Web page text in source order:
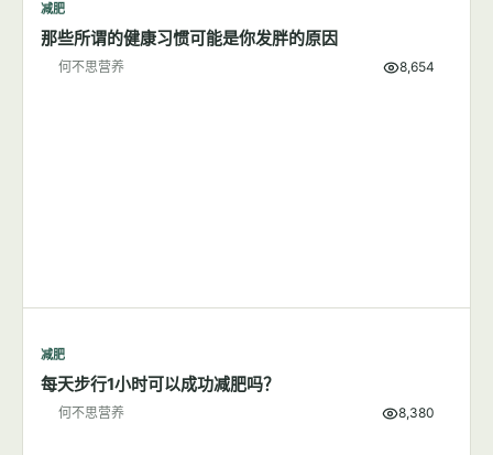
减肥
那些所谓的健康习惯可能是你发胖的原因
何不思营养 8,654
减肥
每天步行1小时可以成功减肥吗？
何不思营养 8,380